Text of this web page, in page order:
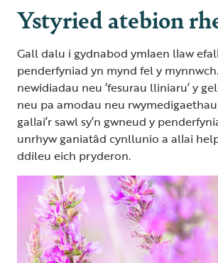
Ystyried atebion
Gall dalu i gydnabod ymlaen llaw
penderfyniad yn mynd fel y
newidiadau neu ‘fesurau lliniaru’ y
neu pa amodau neu
gallai’r sawl sy’n gwneud y
unrhyw ganiatâd cynllunio a allai
ddileu eich pryderon.